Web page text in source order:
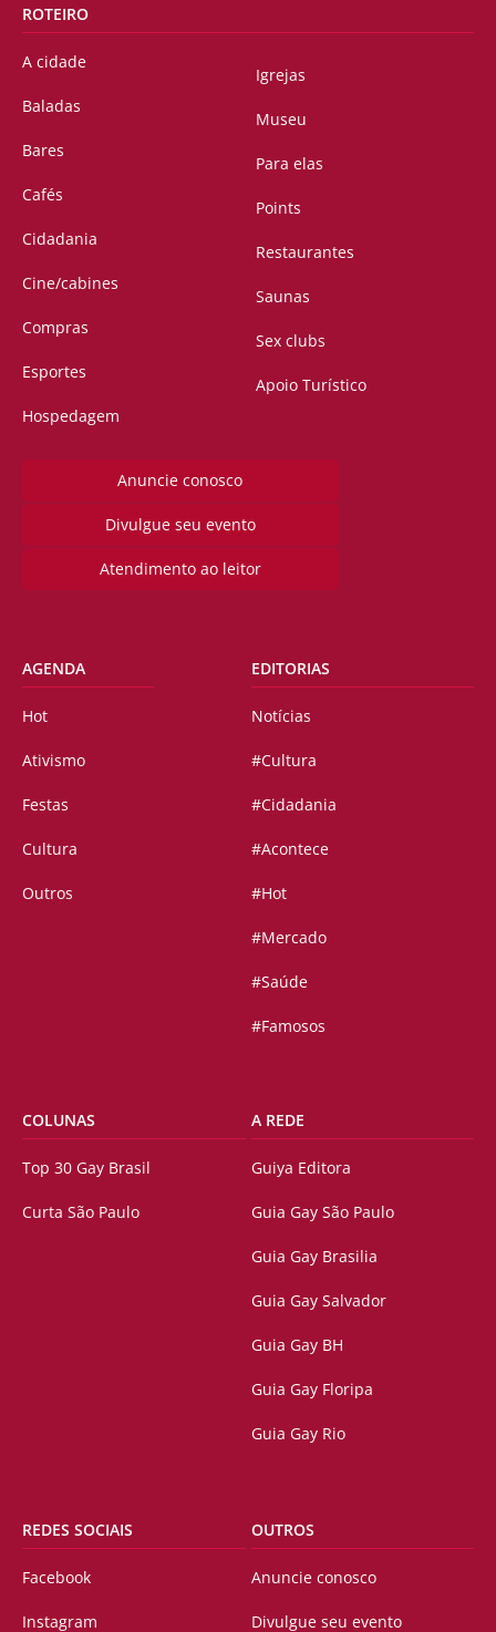
ROTEIRO
A cidade
Baladas
Bares
Cafés
Cidadania
Cine/cabines
Compras
Esportes
Hospedagem
Igrejas
Museu
Para elas
Points
Restaurantes
Saunas
Sex clubs
Apoio Turístico
Anuncie conosco
Divulgue seu evento
Atendimento ao leitor
AGENDA
Hot
Ativismo
Festas
Cultura
Outros
EDITORIAS
Notícias
#Cultura
#Cidadania
#Acontece
#Hot
#Mercado
#Saúde
#Famosos
COLUNAS
Top 30 Gay Brasil
Curta São Paulo
A REDE
Guiya Editora
Guia Gay São Paulo
Guia Gay Brasilia
Guia Gay Salvador
Guia Gay BH
Guia Gay Floripa
Guia Gay Rio
REDES SOCIAIS
Facebook
Instagram
OUTROS
Anuncie conosco
Divulgue seu evento